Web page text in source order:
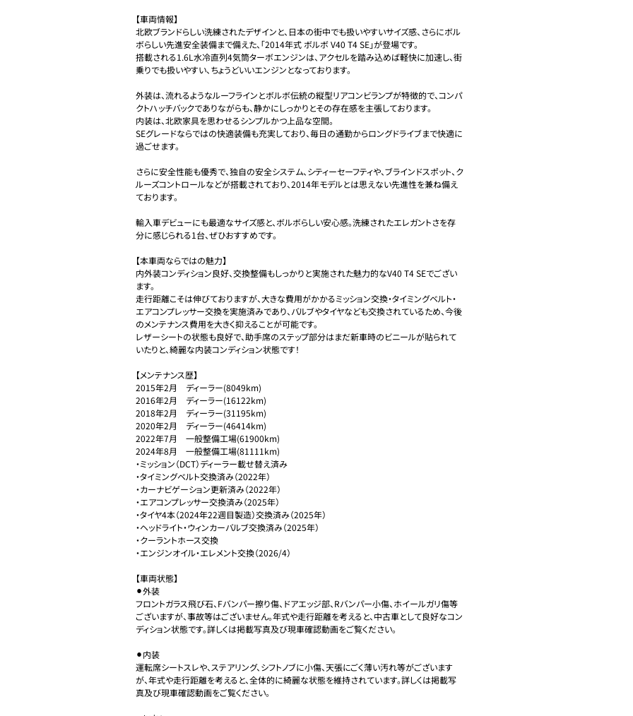
【車両情報】
北欧ブランドらしい洗練されたデザインと、日本の街中でも扱いやすいサイズ感、さらにボル
ボらしい先進安全装備まで備えた、「2014年式 ボルボ V40 T4 SE」が登場です。
搭載される1.6L水冷直列4気筒ターボエンジンは、アクセルを踏み込めば軽快に加速し、街
乗りでも扱いやすい、ちょうどいいエンジンとなっております。
外装は、流れるようなルーフラインとボルボ伝統の縦型リアコンビランプが特徴的で、コンパ
クトハッチバックでありながらも、静かにしっかりとその存在感を主張しております。
内装は、北欧家具を思わせるシンプルかつ上品な空間。
SEグレードならではの快適装備も充実しており、毎日の通勤からロングドライブまで快適に
過ごせます。
さらに安全性能も優秀で、独自の安全システム、シティーセーフティや、ブラインドスポット、ク
ルーズコントロールなどが搭載されており、2014年モデルとは思えない先進性を兼ね備え
ております。
輸入車デビューにも最適なサイズ感と、ボルボらしい安心感。洗練されたエレガントさを存
分に感じられる1台、ぜひおすすめです。
【本車両ならではの魅力】
内外装コンディション良好、交換整備もしっかりと実施された魅力的なV40 T4 SEでござい
ます。
走行距離こそは伸びておりますが、大きな費用がかかるミッション交換・タイミングベルト・
エアコンプレッサー交換を実施済みであり、バルブやタイヤなども交換されているため、今後
のメンテナンス費用を大きく抑えることが可能です。
レザーシートの状態も良好で、助手席のステップ部分はまだ新車時のビニールが貼られて
いたりと、綺麗な内装コンディション状態です！
【メンテナンス歴】
2015年2月　ディーラー(8049km)
2016年2月　ディーラー(16122km)
2018年2月　ディーラー(31195km)
2020年2月　ディーラー(46414km)
2022年7月　一般整備工場(61900km)
2024年8月　一般整備工場(81111km)
・ミッション（DCT）ディーラー載せ替え済み
・タイミングベルト交換済み（2022年）
・カーナビゲーション更新済み（2022年）
・エアコンプレッサー交換済み（2025年）
・タイヤ4本（2024年22週目製造）交換済み（2025年）
・ヘッドライト・ウィンカーバルブ交換済み（2025年）
・クーラントホース交換
・エンジンオイル・エレメント交換（2026/4）
【車両状態】
⚫︎外装
フロントガラス飛び石、Fバンパー擦り傷、ドアエッジ部、Rバンパー小傷、ホイールガリ傷等
ございますが、事故等はございません。年式や走行距離を考えると、中古車として良好なコン
ディション状態です。詳しくは掲載写真及び現車確認動画をご覧ください。
⚫︎内装
運転席シートスレや、ステアリング、シフトノブに小傷、天張にごく薄い汚れ等がございます
が、年式や走行距離を考えると、全体的に綺麗な状態を維持されています。詳しくは掲載写
真及び現車確認動画をご覧ください。